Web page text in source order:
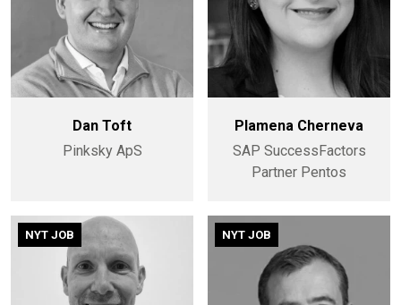
Dan Toft
Pinksky ApS
Plamena Cherneva
SAP SuccessFactors
Partner Pentos
NYT JOB NYT JOB